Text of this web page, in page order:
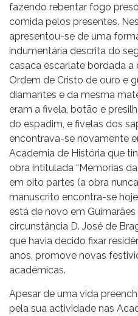
fazendo rebentar fogo
comida pelos presentes.
apresentou-se de uma
indumentária descrita do
casaca escarlate bordada a
Ordem de Cristo de ouro e
diamantes e da mesma
eram a fivela, botão e
do espadim, e fivelas dos
encontrava-se novamente
Academia de História que
obra intitulada “Memorias
em oito partes (a obra
manuscrito encontra-se
está de novo em
circunstância D. José de
que havia decido fixar
anos, promove novas
académicas.
Apesar de uma vida
pela sua actividade nas